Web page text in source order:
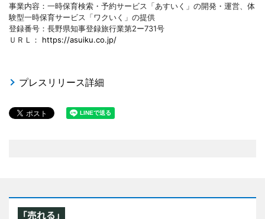
事業内容：一時保育検索・予約サービス「あすいく」の開発・運営、体
験型一時保育サービス「ワクいく」の提供
登録番号：長野県知事登録旅行業第2ー731号
ＵＲＬ： https://asuiku.co.jp/
プレスリリース詳細